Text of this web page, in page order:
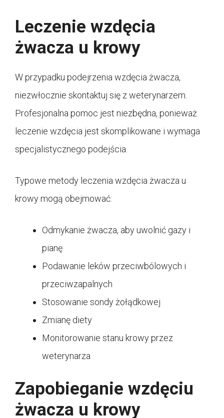
Leczenie wzdęcia
żwacza u krowy
W przypadku podejrzenia wzdęcia żwacza,
niezwłocznie skontaktuj się z weterynarzem.
Profesjonalna pomoc jest niezbędna, ponieważ
leczenie wzdęcia jest skomplikowane i wymaga
specjalistycznego podejścia.
Typowe metody leczenia wzdęcia żwacza u
krowy mogą obejmować:
Odmykanie żwacza, aby uwolnić gazy i
pianę
Podawanie leków przeciwbólowych i
przeciwzapalnych
Stosowanie sondy żołądkowej
Zmianę diety
Monitorowanie stanu krowy przez
weterynarza
Zapobieganie wzdęciu
żwacza u krowy